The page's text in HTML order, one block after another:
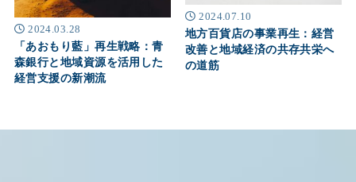
2024.03.28
「あおもり藍」再生戦略：青
森銀行と地域資源を活用した
経営支援の新潮流
2024.07.10
地方百貨店の事業再生：経営
改善と地域経済の共存共栄へ
の道筋